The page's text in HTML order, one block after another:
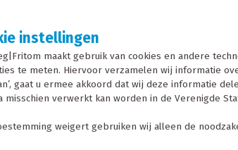
instellingen
maakt gebruik van cookies en andere
te meten. Hiervoor verzamelen wij informatie
gaat u ermee akkoord dat wij deze informatie
misschien verwerkt kan worden in de Verenigde
weigert gebruiken wij alleen de
Certificering
Condities
Werken bij Melkweg|Fritom
INSCHRIJVEN NIEUWSBRIEF